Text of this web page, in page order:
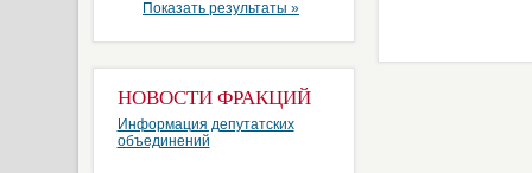
Показать результаты »
НОВОСТИ ФРАКЦИЙ
Информация депутатских
объединений